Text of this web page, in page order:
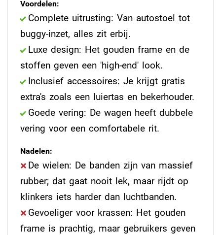
Voordelen:
Complete uitrusting: Van autostoel tot
buggy-inzet, alles zit erbij.
Luxe design: Het gouden frame en de
stoffen geven een 'high-end' look.
Inclusief accessoires: Je krijgt gratis
extra's zoals een luiertas en bekerhouder.
Goede vering: De wagen heeft dubbele
vering voor een comfortabele rit.
Nadelen:
De wielen: De banden zijn van massief
rubber; dat gaat nooit lek, maar rijdt op
klinkers iets harder dan luchtbanden.
Gevoeliger voor krassen: Het gouden
frame is prachtig, maar gebruikers geven